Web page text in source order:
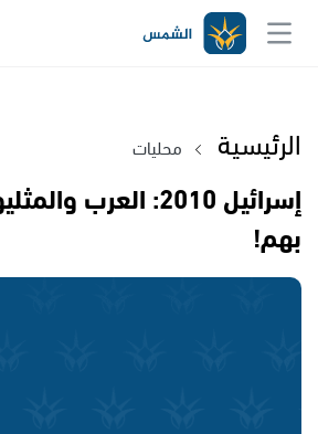
الرئيسية محليات
إسرائيل 2010:
بهم!